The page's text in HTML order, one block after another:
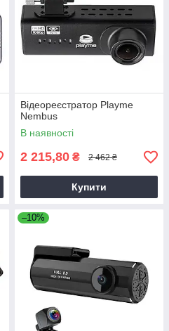
Відеореєстратор Playme
Nembus
В наявності
2 215,80 ₴ 2 462 ₴
Купити
–10%